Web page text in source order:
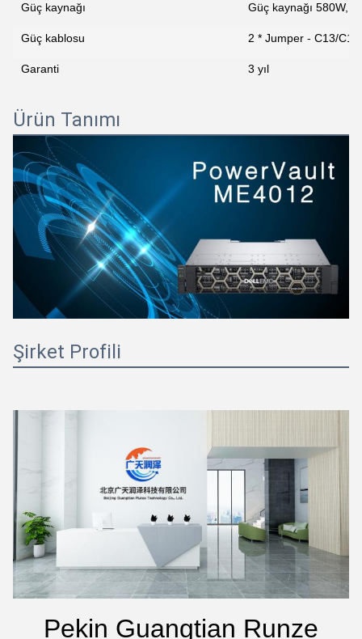
Güç kaynağı
Güç kaynağı 580W,
Güç kablosu 2 * Jumper - C13/
Garanti 3 yıl
Ürün Tanımı
Şirket Profili
Pekin Guangtian Runze